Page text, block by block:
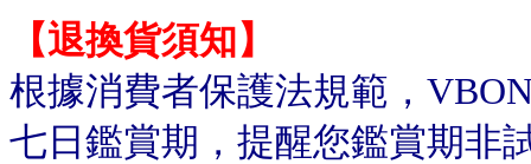
【退換貨須知】
根據消費者保護法規範，
七日鑑賞期，提醒您鑑賞期非